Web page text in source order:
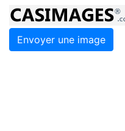
Envoyer une image